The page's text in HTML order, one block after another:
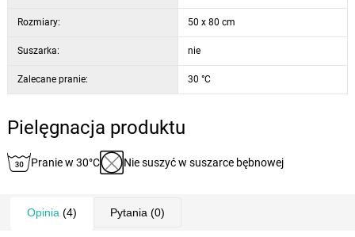
Rozmiary: 50 x 80 cm
Suszarka: nie
Zalecane pranie: 30 °C
Pielęgnacja produktu
Pranie w 30°C Nie suszyć w suszarce bębnowej
Opinia (4) Pytania (0)